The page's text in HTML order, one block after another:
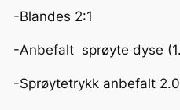
-Blandes 2:1
-Anbefalt sprøyte dyse
-Sprøytetrykk anbefalt